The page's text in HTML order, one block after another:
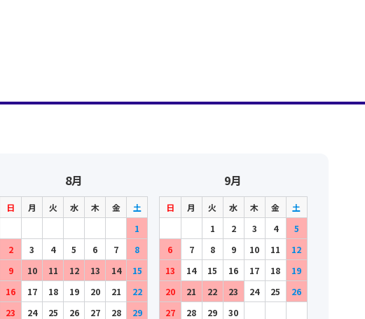
8月
日 月 火 水 木 金
土
1
2
3 4 5 6 7
8
9
10 11 12 13 14
15
16
17 18 19 20 21
22
23
24 25 26 27 28 29
9月
日 月 火 水 木 金
土
1
2 3 4
5
6
7 8 9 10 11
12
13
14 15 16 17 18
19
20
21 22 23 24 25
26
27
28 29 30